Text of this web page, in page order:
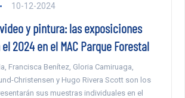
10-12-2024
y pintura: las exposiciones
2024 en el MAC Parque Forestal
Francisca Benítez, Gloria Camiruaga,
Christensen y Hugo Rivera Scott son los
sus muestras individuales en el